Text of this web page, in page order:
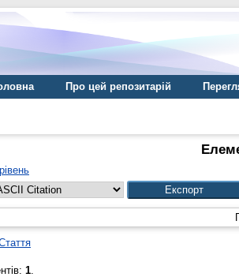
Про цей репозитарій
1.